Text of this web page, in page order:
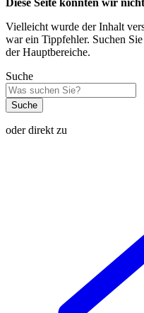
Vielleicht wurde der Inhalt
war ein Tippfehler. Suchen
der Hauptbereiche.
Suche
Suche
oder direkt zu